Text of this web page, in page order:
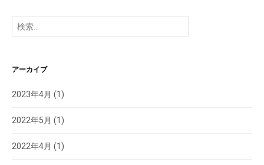
検
索:
アーカイブ
2023年4月 (1)
2022年5月 (1)
2022年4月 (1)